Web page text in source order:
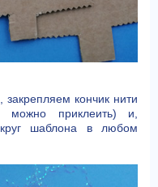
кончик нити
приклеить) и,
шаблона в любом